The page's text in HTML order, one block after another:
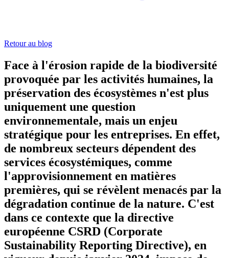
Retour au blog
Face à l'érosion rapide de la biodiversité
provoquée par les activités humaines, la
préservation des écosystèmes n'est plus
uniquement une question
environnementale, mais un enjeu
stratégique pour les entreprises. En effet,
de nombreux secteurs dépendent des
services écosystémiques, comme
l'approvisionnement en matières
premières, qui se révèlent menacés par la
dégradation continue de la nature. C'est
dans ce contexte que la directive
européenne CSRD (Corporate
Sustainability Reporting Directive), en